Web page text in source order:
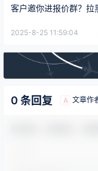
客户邀你进报价群？拉
2025-8-25 11:59:04
0 条回复 A 文章作